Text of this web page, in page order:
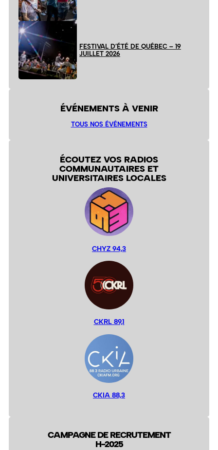
FESTIVAL D’ÉTÉ DE QUÉBEC – 19
JUILLET 2026
ÉVÉNEMENTS À VENIR
TOUS NOS ÉVÉNEMENTS
ÉCOUTEZ VOS RADIOS
COMMUNAUTAIRES ET
UNIVERSITAIRES LOCALES
CHYZ 94,3
CKRL 89,1
CKIA 88,3
CAMPAGNE DE RECRUTEMENT
H-2025